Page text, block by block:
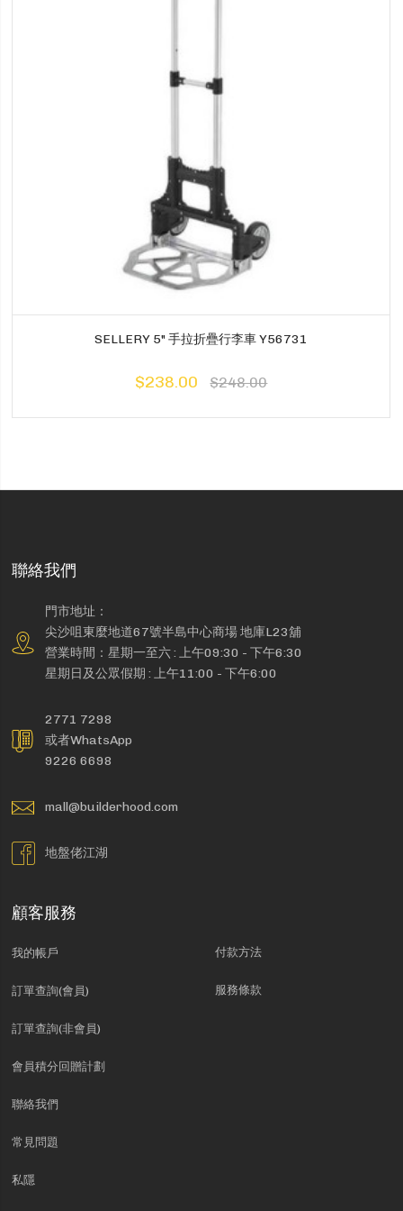
SELLERY 5" 手拉折疊行李車 Y56731
$238.00 $248.00
聯絡我們
門市地址：
尖沙咀東麼地道67號半島中心商場 地庫L23舖
營業時間：星期一至六 : 上午09:30 - 下午6:30
星期日及公眾假期 : 上午11:00 - 下午6:00
2771 7298
或者WhatsApp
9226 6698
mall@builderhood.com
地盤佬江湖
顧客服務
我的帳戶
訂單查詢(會員)
訂單查詢(非會員)
會員積分回贈計劃
聯絡我們
常見問題
私隱
付款方法
服務條款